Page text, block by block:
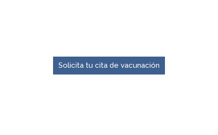
Solicita tu cita de vacunación